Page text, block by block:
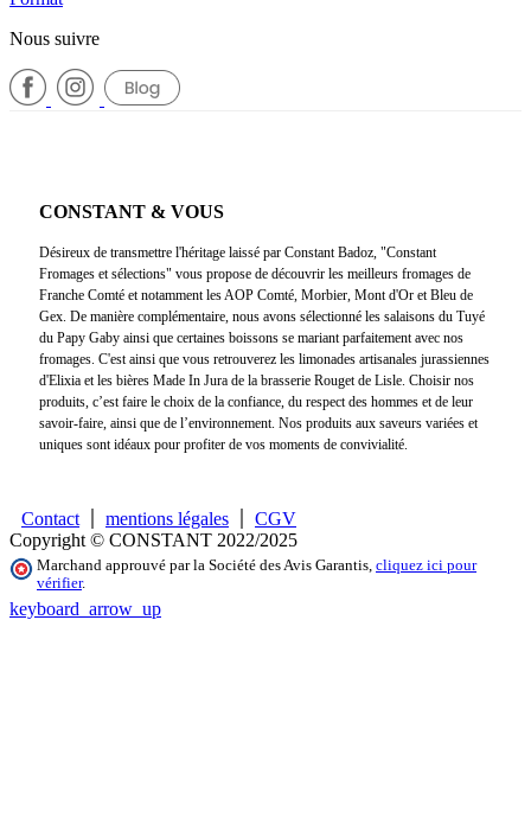
Nous suivre
CONSTANT & VOUS
Désireux de transmettre l'héritage laissé par Constant Badoz, "Constant
Fromages et sélections" vous propose de découvrir les meilleurs fromages de
Franche Comté et notamment les AOP Comté, Morbier, Mont d'Or et Bleu de
Gex. De manière complémentaire, nous avons sélectionné les salaisons du Tuyé
du Papy Gaby ainsi que certaines boissons se mariant parfaitement avec nos
fromages. C'est ainsi que vous retrouverez les limonades artisanales jurassiennes
d'Elixia et les bières Made In Jura de la brasserie Rouget de Lisle. Choisir nos
produits, c’est faire le choix de la confiance, du respect des hommes et de leur
savoir-faire, ainsi que de l’environnement. Nos produits aux saveurs variées et
uniques sont idéaux pour profiter de vos moments de convivialité.
Contact mentions légales
CGV
Copyright © CONSTANT 2022/2025
Marchand approuvé par la Société des Avis Garantis, cliquez ici pour
vérifier.
keyboard_arrow_up